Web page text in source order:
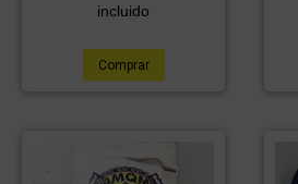
incluido
Comprar